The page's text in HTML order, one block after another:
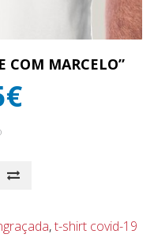
COM MARCELO”
,t-shirt covid-19